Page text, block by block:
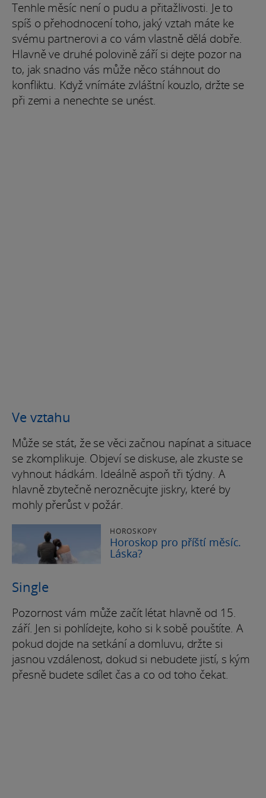
Tenhle měsíc není o pudu a přitažlivosti. Je to
spíš o přehodnocení toho, jaký vztah máte ke
svému partnerovi a co vám vlastně dělá dobře.
Hlavně ve druhé polovině září si dejte pozor na
to, jak snadno vás může něco stáhnout do
konfliktu. Když vnímáte zvláštní kouzlo, držte se
při zemi a nenechte se unést.
Ve vztahu
Může se stát, že se věci začnou napínat a situace
se zkomplikuje. Objeví se diskuse, ale zkuste se
vyhnout hádkám. Ideálně aspoň tři týdny. A
hlavně zbytečně nerozněcujte jiskry, které by
mohly přerůst v požár.
HOROSKOPY
Horoskop pro příští měsíc.
Láska?
Single
Pozornost vám může začít létat hlavně od 15.
září. Jen si pohlídejte, koho si k sobě pouštíte. A
pokud dojde na setkání a domluvu, držte si
jasnou vzdálenost, dokud si nebudete jistí, s kým
přesně budete sdílet čas a co od toho čekat.